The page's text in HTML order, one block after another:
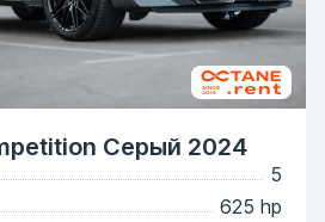
Серый 2024
5
625 hp